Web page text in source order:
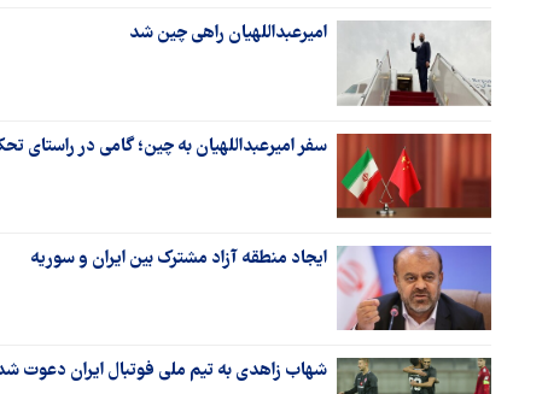
امیرعبداللهیان راهی چین شد
سفر امیرعبداللهیان به چین؛ گامی در راستای
ایجاد منطقه آزاد مشترک بین ایران و سوریه
شهاب زاهدی به تیم ملی فوتبال ایران دعوت